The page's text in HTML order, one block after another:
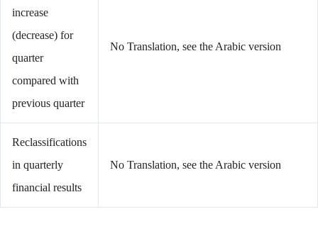
increase
(decrease) for
quarter
compared with
previous quarter
No Translation, see the Arabic version
Reclassifications
in quarterly
financial results
No Translation, see the Arabic version